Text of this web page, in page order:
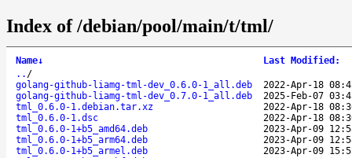
Index of /debian/pool/main/t/tml/
Name↓ Last Modified :
.. /
golang-github-liamg-tml-dev_0.6.0-1_all.deb
2022-Apr-18
golang-github-liamg-tml-dev_0.7.0-1_all.deb
2025-Feb-07
tml_0.6.0-1.debian.tar.xz
2022-Apr-18
tml_0.6.0-1.dsc
2022-Apr-18
tml_0.6.0-1+b5_amd64.deb
2023-Apr-09
tml_0.6.0-1+b5_arm64.deb
2023-Apr-09
tml_0.6.0-1+b5_armel.deb
2023-Apr-09